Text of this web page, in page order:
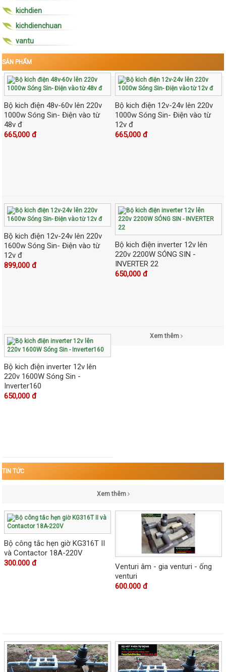
kichdien
kichdienchuan
vantu
SẢN PHẨM
Bộ kich điện 48v-60v lên 220v
1000w Sóng Sin- Điện vào từ
48v đ
665,000 đ
Bộ kich điện 12v-24v lên 220v
1000w Sóng Sin- Điện vào từ
12v đ
665,000 đ
Bộ kich điện 12v-24v lên 220v
1600w Sóng Sin- Điện vào từ
12v đ
899,000 đ
Bộ kich điện inverter 12v lên
220v 2200W SÓNG SIN -
INVERTER 22
650,000 đ
Bộ kich điện inverter 12v lên
220v 1600W Sóng Sin -
Inverter160
650,000 đ
Xem thêm
TIN TỨC
Xem thêm
Bộ công tắc hẹn giờ KG316T II
và Contactor 18A-220V
300.000 đ
Venturi âm - gia venturi - ống
venturi
600.000 đ